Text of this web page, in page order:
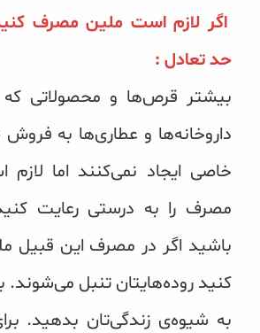
اگر لازم است ملین مصرف
حد تعادل :
بیشتر قرص‌ها و محصولاتی که
داروخانه‌ها و عطاری‌ها به
خاصی ایجاد نمی‌کنند اما
مصرف را به درستی رعایت
باشید اگر در مصرف این قبیل
کنید روده‌هایتان تنبل
به شیوه‌ی زندگی‌تان بدهید.